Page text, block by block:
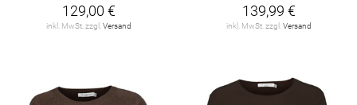
129,00 €
inkl. MwSt. zzgl.Versand
139,99 €
inkl. MwSt. zzgl.Versand